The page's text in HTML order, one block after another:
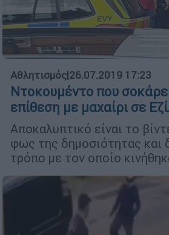
Αθλητισμός|26.07.2019 17:23
Nτοκουμέντο που
επίθεση με μαχαίρι σε
Αποκαλυπτικό είναι το
φως της δημοσιότητας και
τρόπο με τον οποίο